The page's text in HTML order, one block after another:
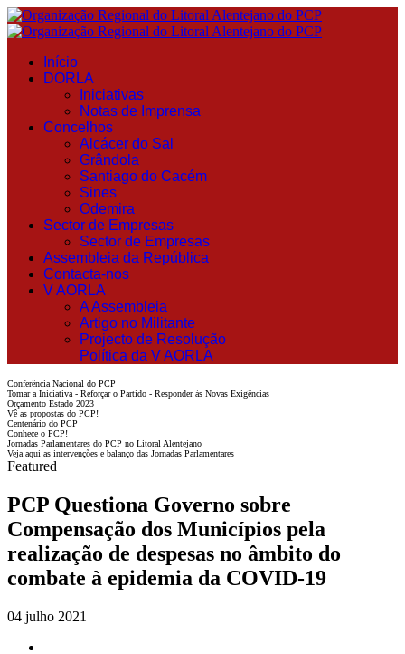
Início
DORLA
Iniciativas
Notas de Imprensa
Concelhos
Alcácer do Sal
Grândola
Santiago do Cacém
Sines
Odemira
Sector de Empresas
Sector de Empresas
Assembleia da República
Contacta-nos
V AORLA
A Assembleia
Artigo no Militante
Projecto de Resolução
Política da V AORLA
Conferência Nacional do PCP
Tomar a Iniciativa - Reforçar o Partido - Responder às Novas Exigências
Orçamento Estado 2023
Vê as propostas do PCP!
Centenário do PCP
Conhece o PCP!
Jornadas Parlamentares do PCP no Litoral Alentejano
Veja aqui as intervenções e balanço das Jornadas Parlamentares
Featured
PCP Questiona Governo sobre
Compensação dos Municípios pela
realização de despesas no âmbito do
combate à epidemia da COVID-19
04 julho 2021